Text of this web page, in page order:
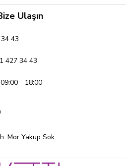
Ulaşın
43
427 34 43
- 18:00
Mor Yakup Sok.